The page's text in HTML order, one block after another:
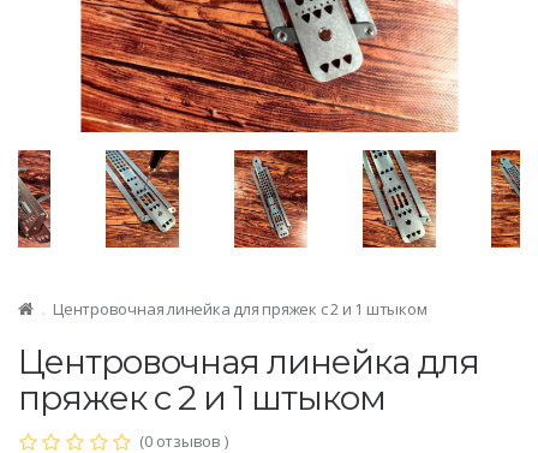
Центровочная линейка для пряжек с 2 и 1 штыком
Центровочная линейка для
пряжек с 2 и 1 штыком
(0 отзывов )